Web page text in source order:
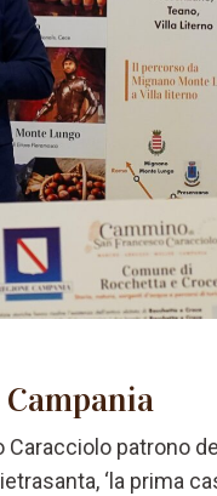
Caracciolo patrono
‘la prima